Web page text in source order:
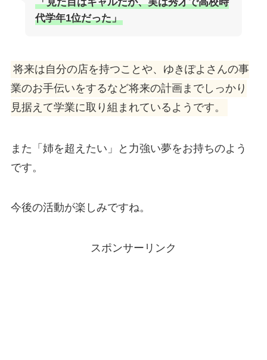
代学年1位だった」
将来は自分の店を持つことや、ゆきぽよさんの事
業のお手伝いをするなど将来の計画までしっかり
見据えて学業に取り組まれているようです。
また「姉を超えたい」と力強い夢をお持ちのよう
です。
今後の活動が楽しみですね。
スポンサーリンク